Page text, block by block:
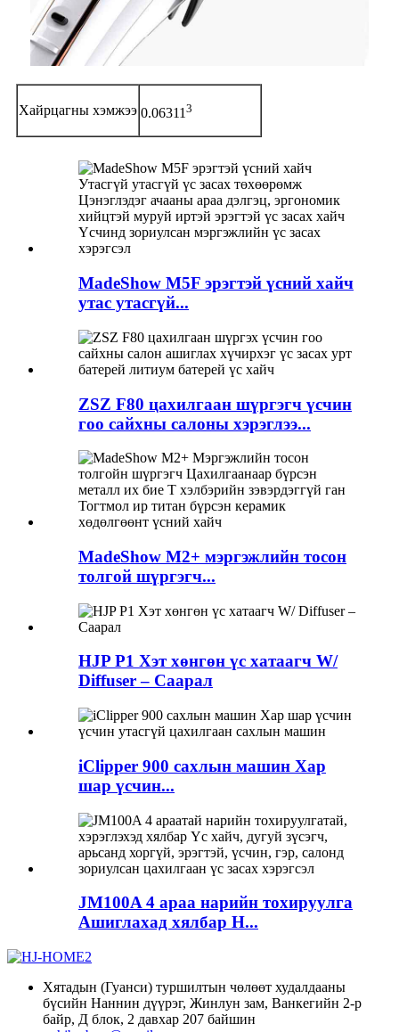
Хайрцагны хэмжээ 0.06311 3
MadeShow M5F эрэгтэй үсний хайч
утас утасгүй...
ZSZ F80 цахилгаан шүргэгч үсчин
гоо сайхны салоны хэрэглээ...
MadeShow M2+ мэргэжлийн тосон
толгой шүргэгч...
HJP P1 Хэт хөнгөн үс хатаагч W/
Diffuser – Саарал
iClipper 900 сахлын машин Хар
шар үсчин...
JM100A 4 араа нарийн тохируулга
Ашиглахад хялбар H...
Хятадын (Гуанси) туршилтын чөлөөт худалдааны
бүсийн Наннин дүүрэг, Жинлун зам, Ванкегийн 2-р
байр, Д блок, 2 давхар 207 байшин